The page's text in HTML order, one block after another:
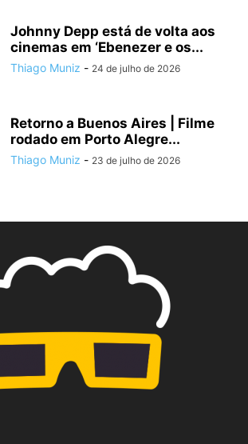
Johnny Depp está de volta aos
cinemas em ‘Ebenezer e os...
Thiago Muniz - 24 de julho de 2026
Retorno a Buenos Aires | Filme
rodado em Porto Alegre...
Thiago Muniz - 23 de julho de 2026